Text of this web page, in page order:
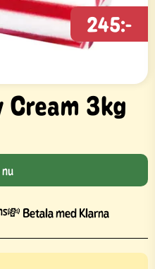
3kg
245:-
💸 Betala med Klarna